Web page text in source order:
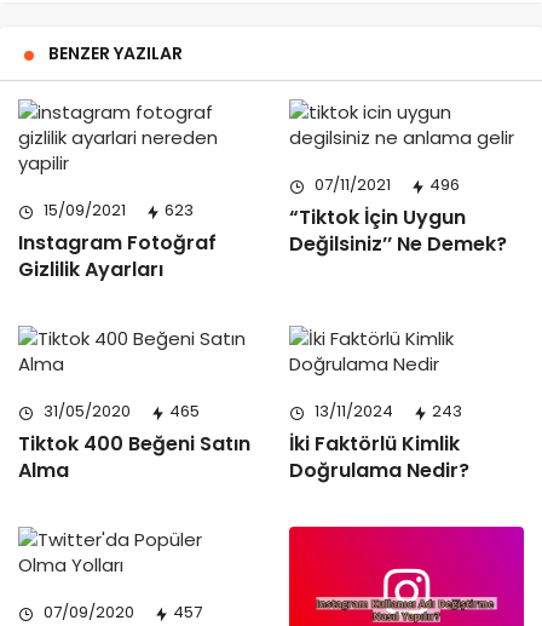
BENZER YAZILAR
15/09/2021 623
Instagram Fotoğraf
Gizlilik Ayarları
07/11/2021 496
“Tiktok İçin Uygun
Değilsiniz’’ Ne Demek?
31/05/2020 465
Tiktok 400 Beğeni Satın
Alma
13/11/2024 243
İki Faktörlü Kimlik
Doğrulama Nedir?
07/09/2020 457